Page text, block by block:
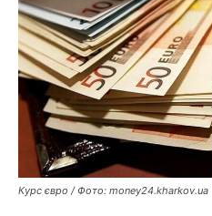
Публікації
ФОП
Курс валют
Ми в соц.
Курс євро / Фото: money24.kharkov.ua